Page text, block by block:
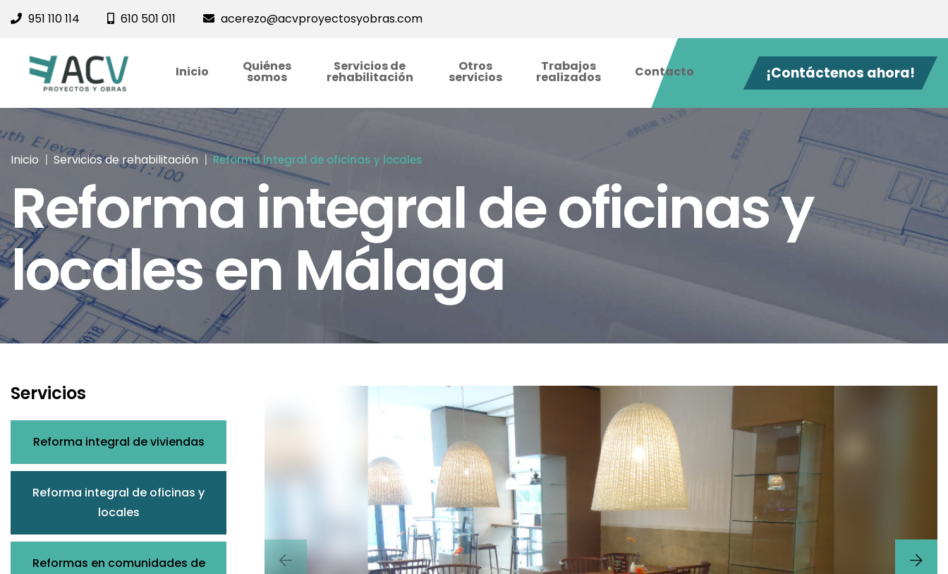
951 110 114 610 501 011 acerezo@acvproyectosyobras.com
Inicio Quiénes
somos
Servicios de
rehabilitación
Otros
servicios
Trabajos
realizados Contacto ¡Contáctenos ahora!
Inicio Servicios de rehabilitación Reforma integral de oficinas y locales
Reforma integral de oficinas y
locales en Málaga
Servicios
Reforma integral de viviendas
Reforma integral de oficinas y
locales
Reformas en comunidades de